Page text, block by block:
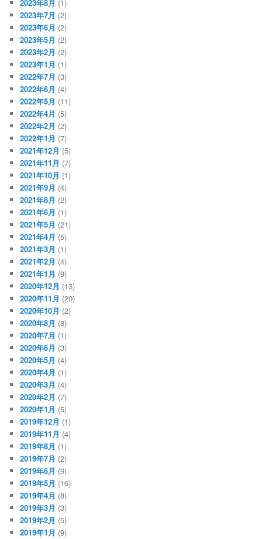
2023年8月 (1)
2023年7月 (2)
2023年6月 (2)
2023年5月 (2)
2023年2月 (2)
2023年1月 (1)
2022年7月 (3)
2022年6月 (4)
2022年5月 (11)
2022年4月 (5)
2022年2月 (2)
2022年1月 (7)
2021年12月 (5)
2021年11月 (7)
2021年10月 (1)
2021年9月 (4)
2021年8月 (2)
2021年6月 (1)
2021年5月 (21)
2021年4月 (5)
2021年3月 (1)
2021年2月 (4)
2021年1月 (9)
2020年12月 (13)
2020年11月 (20)
2020年10月 (2)
2020年8月 (8)
2020年7月 (1)
2020年6月 (3)
2020年5月 (4)
2020年4月 (1)
2020年3月 (4)
2020年2月 (7)
2020年1月 (5)
2019年12月 (1)
2019年11月 (4)
2019年8月 (1)
2019年7月 (2)
2019年6月 (9)
2019年5月 (16)
2019年4月 (8)
2019年3月 (3)
2019年2月 (5)
2019年1月 (9)